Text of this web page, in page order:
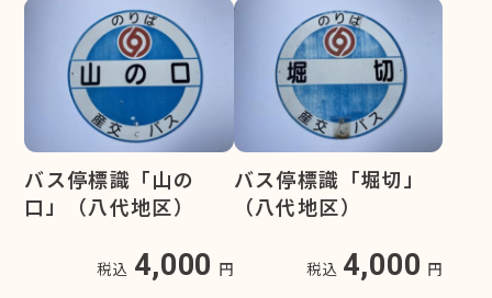
バス停標識「山の
口」（八代地区）
税込 4,000 円
バス停標識「堀切」
（八代地区）
税込 4,000 円